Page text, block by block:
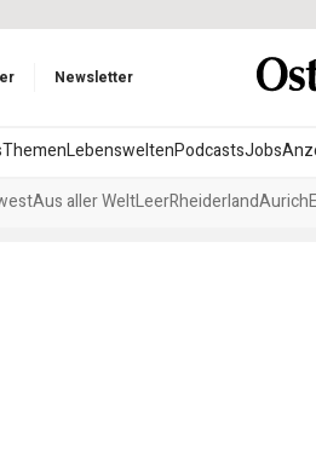
Newsletter
ThemenLebensweltenPodcastsJobs
Aus aller WeltLeerRheiderlandAurich